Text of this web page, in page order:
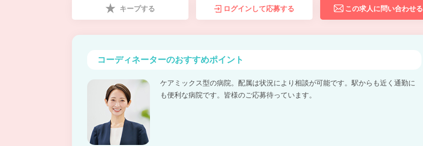
キープする ログインして応募する この求人に問い合わせる
コーディネーターのおすすめポイント
ケアミックス型の病院。配属は状況により相談が可能です。駅からも近く通勤に
も便利な病院です。皆様のご応募待っています。